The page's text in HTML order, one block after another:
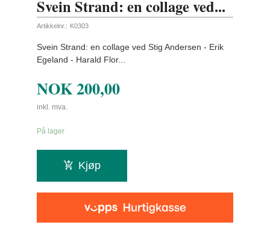
Svein Strand: en collage ved...
Artikkelnr.: K0303
Svein Strand: en collage ved Stig Andersen - Erik
Egeland - Harald Flor...
NOK200,00
inkl. mva.
På lager
Kjøp